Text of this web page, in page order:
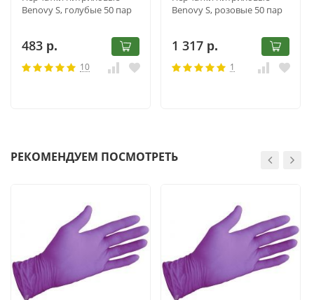
Benovy S, голубые 50 пар
483 р.
10
Benovy S, розовые 50 пар
1 317 р.
1
РЕКОМЕНДУЕМ ПОСМОТРЕТЬ